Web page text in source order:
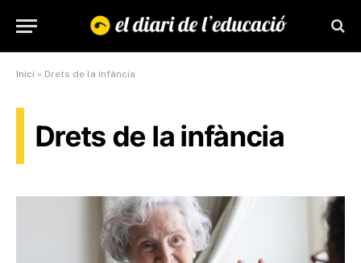
Inici » Drets de la infància
Drets de la infància